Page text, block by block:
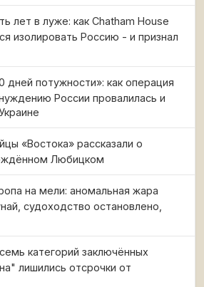
лет в луже: как Chatham House
изолировать Россию - и признал
дней потужности»: как операция
России провалилась и
«Востока» рассказали о
Любицком
на мели: аномальная жара
судоходство остановлено,
категорий заключённых
лишились отсрочки от